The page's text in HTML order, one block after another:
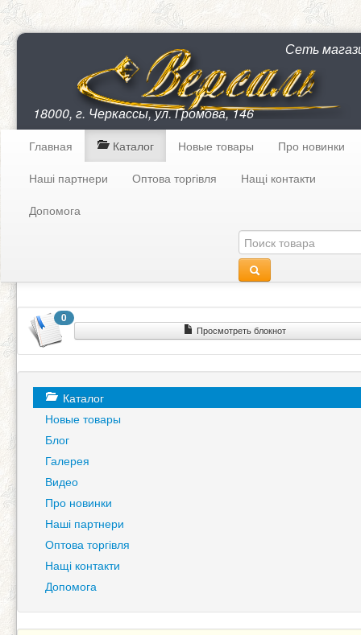
Сеть
18000, г. Черкассы, ул. Громова, 146
Главная Каталог Новые товары
Про новинки
Наші партнери
Оптова торгівля
Нащі контакти
Допомога
0
Просмотреть блокнот
Каталог
Новые товары
Блог
Галерея
Видео
Про новинки
Наші партнери
Оптова торгівля
Нащі контакти
Допомога